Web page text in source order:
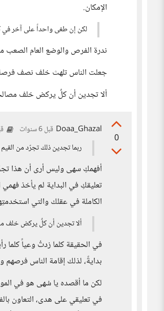
الإمكان.
لكن إن طغى واحداً على آخر في
ندرة الفرص والوضع العام الصعب
جعلت الناس تلهث خلف نصف فرصة
ألا تجدين أن كلٌ يركض خلف
0
Doaa_Ghazal قبل 6 سنوات
ربما تجدين ذلك تجرّد من
أفهمكِ سهى وليس أرى أن هذا
تعليقكِ في البداية لم يأخذ
الكاملة في عقلك والتي
ألا تجدين أن كلٌ يركض خلف
في الحقيقة كلما زدتُ وعياً
بدايةً، لذلك إقامة الناس
لكن ما أقصده يا سُهى هو في
في تعليقي على هدى، التعاون